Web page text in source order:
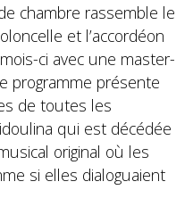
chambre rassemble le
et l’accordéon
ci avec une master-
programme présente
de toutes les
qui est décédée
original où les
si elles dialoguaient